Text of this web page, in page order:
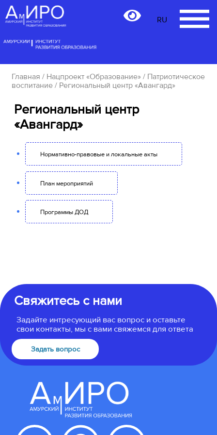
RU
Главная / Нацпроект «Образование» / Патриотическое
воспитание / Региональный центр «Авангард»
Региональный центр
«Авангард»
Нормативно-правовые и локальные акты
План мероприятий
Программы ДОД
Свяжитесь с нами
Задайте интресующий вас вопрос и оставьте
свои контакты, мы с вами свяжемся для ответа
Задать вопрос